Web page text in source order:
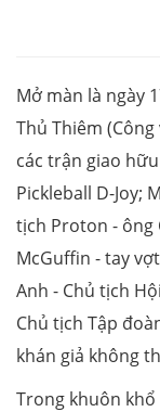
Mở màn là ngày
Thủ Thiêm
các trận giao
Pickleball D-Joy;
tịch Proton - ông
McGuffin - tay
Anh - Chủ tịch
Chủ tịch Tập
khán giả không
Trong khuôn